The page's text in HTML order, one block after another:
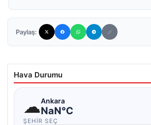
Paylaş:
Hava Durumu
☁Ankara
NaN°C
ŞEHIR SEÇ